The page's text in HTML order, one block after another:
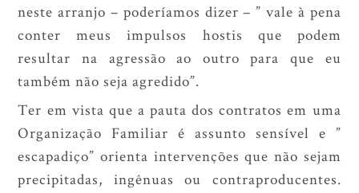
neste arranjo – poderíamos dizer – ” vale à pena
conter meus impulsos hostis que podem
resultar na agressão ao outro para que eu
também não seja agredido”.
Ter em vista que a pauta dos contratos em uma
Organização Familiar é assunto sensível e ”
escapadiço” orienta intervenções que não sejam
precipitadas, ingênuas ou contraproducentes.